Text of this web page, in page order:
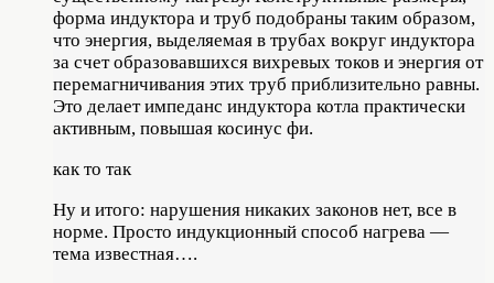
форма индуктора и труб подобраны таким образом,
что энергия, выделяемая в трубах вокруг индуктора
за счет образовавшихся вихревых токов и энергия от
перемагничивания этих труб приблизительно равны.
Это делает импеданс индуктора котла практически
активным, повышая косинус фи.
как то так
Ну и итого: нарушения никаких законов нет, все в
норме. Просто индукционный способ нагрева —
тема известная….